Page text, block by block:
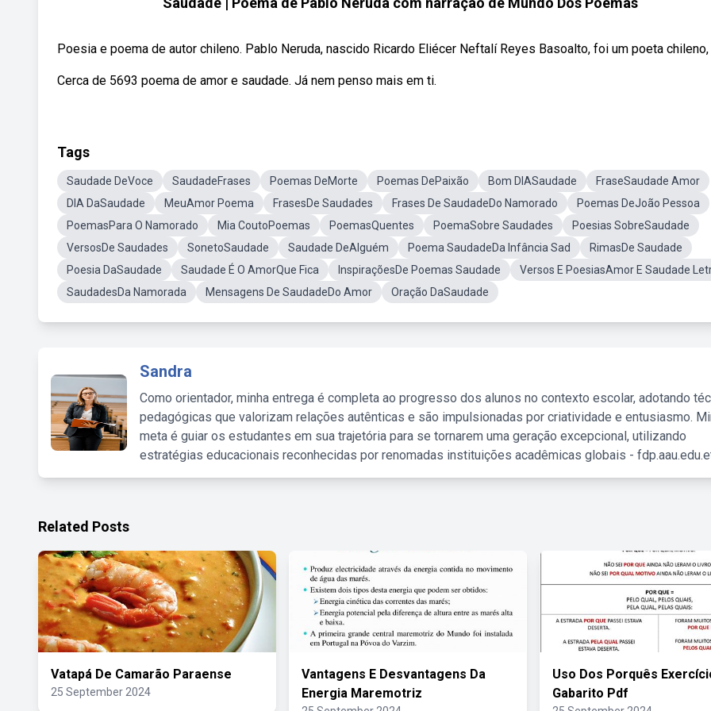
Poesia e poema de autor chileno. Pablo Neruda, nascido Ricardo Eliécer Neftalí Reyes Basoalto, foi um poeta chileno,
Cerca de 5693 poema de amor e saudade. Já nem penso mais em ti.
Tags
Saudade DeVoce SaudadeFrases Poemas DeMorte Poemas DePaixão Bom DIASaudade
FraseSaudade Amor
DIA DaSaudade
MeuAmor Poema FrasesDe Saudades Frases De SaudadeDo Namorado
Poemas DeJoão Pessoa
PoemasPara O Namorado
Mia CoutoPoemas PoemasQuentes PoemaSobre Saudades
Poesias SobreSaudade
VersosDe Saudades
SonetoSaudade Saudade DeAlguém Poema SaudadeDa Infância Sad
RimasDe Saudade
Poesia DaSaudade
Saudade É O AmorQue Fica InspiraçõesDe Poemas Saudade
Versos E PoesiasAmor E Saudade
SaudadesDa Namorada
Mensagens De SaudadeDo Amor Oração DaSaudade
Sandra
Como orientador, minha entrega é completa ao progresso dos alunos no contexto escolar, adotando
pedagógicas que valorizam relações autênticas e são impulsionadas por criatividade e entusiasmo.
meta é guiar os estudantes em sua trajetória para se tornarem uma geração excepcional, utilizando
estratégias educacionais reconhecidas por renomadas instituições acadêmicas globais -
Related Posts
Vatapá De Camarão Paraense
25 September 2024
Vantagens E Desvantagens Da
Energia Maremotriz
Uso Dos Porquês
Gabarito Pdf